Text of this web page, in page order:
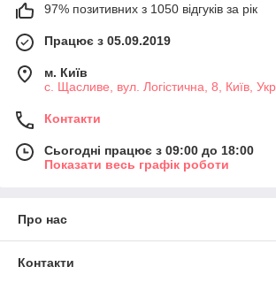
97% позитивних з 1050 відгуків за рік
Працює з 05.09.2019
м. Київ
с. Щасливе, вул. Логістична, 8, Київ,
Контакти
Сьогодні працює з 09:00 до 18:00
Показати весь графік роботи
Про нас
Контакти